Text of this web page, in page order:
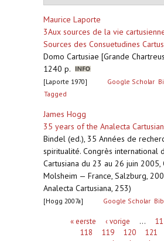
Maurice Laporte
3Aux sources de la vie
Sources des Consuetudines
Domo Cartusiae [Grande
1240 p.
[Laporte 1970] Google Scholar
Tagged
James Hogg
35 years of the Analecta
Bindel (ed.), 35 Années de
spiritualité. Congrès international
Cartusiana du 23 au 26 juin 2005,
Molsheim — France, Salzburg,
Analecta Cartusiana, 253)
[Hogg 2007a] Google Scholar
Pagina's« eerste ‹ vorige …
118
119 120 121